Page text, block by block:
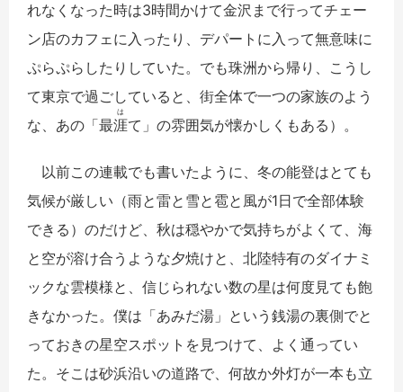
れなくなった時は3時間かけて金沢まで行ってチェー
ン店のカフェに入ったり、デパートに入って無意味に
ぷらぷらしたりしていた。でも珠洲から帰り、こうし
て東京で過ごしていると、街全体で一つの家族のよう
な、あの「最涯
は
て」の雰囲気が懐かしくもある）。
以前この連載でも書いたように、冬の能登はとても
気候が厳しい（雨と雷と雪と雹と風が1日で全部体験
できる ）のだけど、秋は穏やかで気持ちがよくて、海
と空が溶け合うような夕焼けと、北陸特有のダイナミ
ックな雲模様と、信じられない数の星は何度見ても飽
きなかった。僕は「あみだ湯」という銭湯の裏側でと
っておきの星空スポットを見つけて、よく通ってい
た。そこは砂浜沿いの道路で、何故か外灯が一本も立